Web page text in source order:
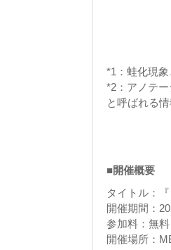
*1：蛙化現
*2：アノテ
と呼ばれる
■開催概要
タイトル：
開催期間：
参加料：無料
開催場所：